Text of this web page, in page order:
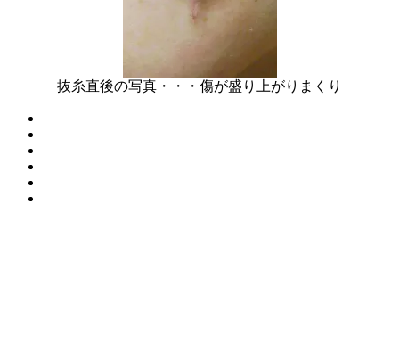
抜糸直後の写真・・・傷が盛り上がりまくり